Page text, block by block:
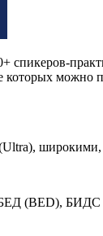
спикеров-
которых можно
БЕД (BED),